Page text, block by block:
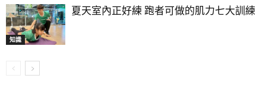
知識
夏天室內正好練 跑者可做的肌力七大訓練